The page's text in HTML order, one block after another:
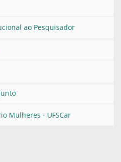
ao Pesquisador
Mulheres - UFSCar